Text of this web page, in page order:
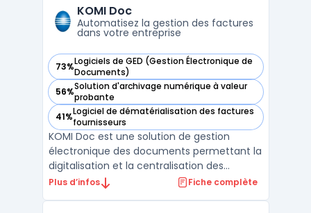
confidentialité des données, il s’adresse aux
stru ...
KOMI Doc
Automatisez la gestion des factures
dans votre entreprise
73%Logiciels de GED (Gestion Électronique de
Documents)
— voir KOMI Doc dans cette catégorie
56%Solution d'archivage numérique à valeur
probante
— voir KOMI Doc dans cette catégorie
41%Logiciel de dématérialisation des factures
fournisseurs
— voir KOMI Doc dans cette catégorie
KOMI Doc est une solution de gestion
électronique des documents permettant la
digitalisation et la centralisation des
factures, des documents RH et des flux
Plus d’infos Fiche complète